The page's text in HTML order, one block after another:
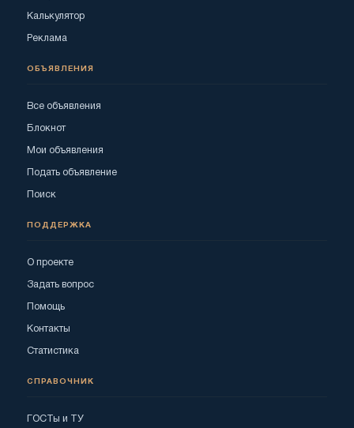
Калькулятор
Реклама
ОБЪЯВЛЕНИЯ
Все объявления
Блокнот
Мои объявления
Подать объявление
Поиск
ПОДДЕРЖКА
О проекте
Задать вопрос
Помощь
Контакты
Статистика
СПРАВОЧНИК
ГОСТы и ТУ